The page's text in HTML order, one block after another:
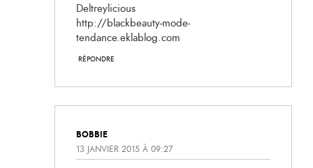
Deltreylicious
http://blackbeauty-mode-
tendance.eklablog.com
RÉPONDRE
BOBBIE
13 JANVIER 2015 À 09:27